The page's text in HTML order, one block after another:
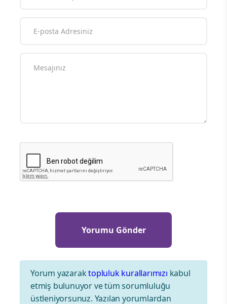
Yorum yazaraktopluluk kurallarımızı kabul
etmiş bulunuyor ve tüm sorumluluğu
üstleniyorsunuz. Yazılan yorumlardan